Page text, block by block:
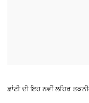
ਛਾਂਟੀ ਦੀ ਇਹ ਨਵੀਂ ਲਹਿਰ